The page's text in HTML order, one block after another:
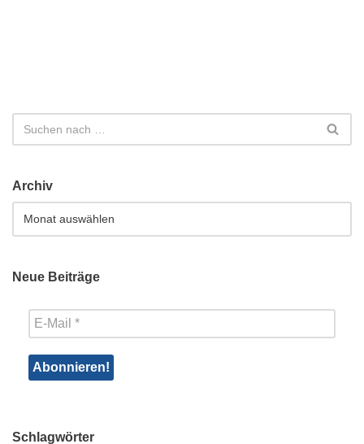
Archiv
Neue Beiträge
Schlagwörter